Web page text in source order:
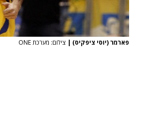
פארמר (יוסי ציפקיס) | צילום: מערכת ONE